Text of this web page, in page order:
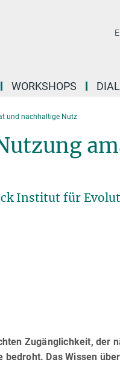
WORKSHOPS
und nachhaltige Nutz
Institut für
Zugänglichkeit, der
Das Wissen